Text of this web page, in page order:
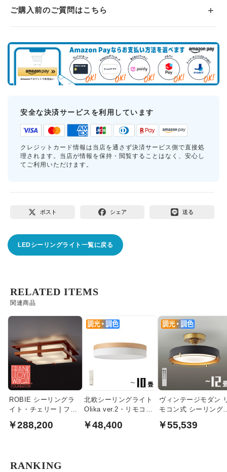
ご購入前のご質問はこちら
安全な決済サービスを利用しています
クレジットカード情報は当店を通さず決済サービス側で直接処
理されます。当店が情報を保持・閲覧することはなく、安心し
てご利用いただけます。
ポスト シェア 送る
LEDシーリングライト一覧に戻る
関連商品
RELATED ITEMS
ROBIE シーリングラ
イト・チェリー | フラ
￥288,200
北欧シーリングライト
Olika ver.2・リモコン
￥48,400
ヴィンテージモダン
モコン式 シーリング
色
￥55,539
RANKING